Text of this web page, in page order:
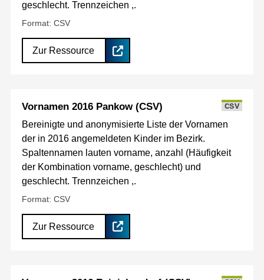
geschlecht. Trennzeichen ,.
Format: CSV
Zur Ressource
Vornamen 2016 Pankow (CSV) CSV
Bereinigte und anonymisierte Liste der Vornamen
der in 2016 angemeldeten Kinder im Bezirk.
Spaltennamen lauten vorname, anzahl (Häufigkeit
der Kombination vorname, geschlecht) und
geschlecht. Trennzeichen ,.
Format: CSV
Zur Ressource